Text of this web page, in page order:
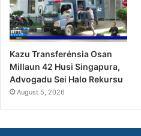
Kazu Transferénsia Osan
Millaun 42 Husi Singapura,
Advogadu Sei Halo Rekursu
August 5, 2026